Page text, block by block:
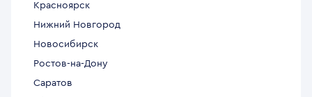
Красноярск
Нижний Новгород
Новосибирск
Ростов-на-Дону
Саратов